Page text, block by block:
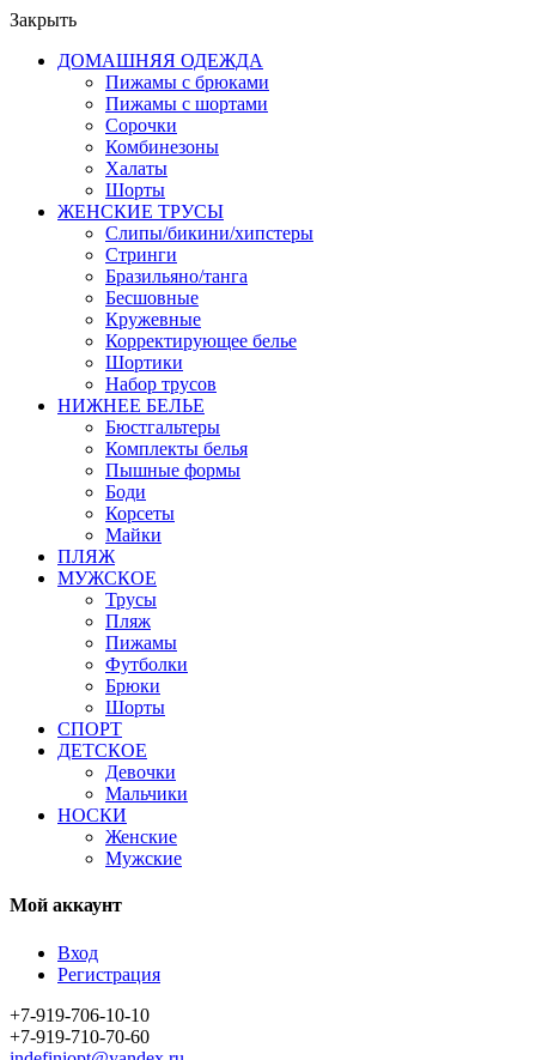
Закрыть
ДОМАШНЯЯ ОДЕЖДА
Пижамы с брюками
Пижамы с шортами
Сорочки
Комбинезоны
Халаты
Шорты
ЖЕНСКИЕ ТРУСЫ
Слипы/бикини/хипстеры
Стринги
Бразильяно/танга
Бесшовные
Кружевные
Корректирующее белье
Шортики
Набор трусов
НИЖНЕЕ БЕЛЬЕ
Бюстгальтеры
Комплекты белья
Пышные формы
Боди
Корсеты
Майки
ПЛЯЖ
МУЖСКОЕ
Трусы
Пляж
Пижамы
Футболки
Брюки
Шорты
СПОРТ
ДЕТСКОЕ
Девочки
Мальчики
НОСКИ
Женские
Мужские
Мой аккаунт
Вход
Регистрация
+7-919-706-10-10
+7-919-710-70-60